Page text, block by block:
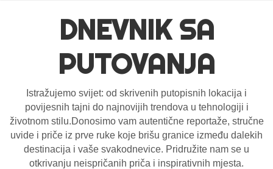
DNEVNIK SA
PUTOVANJA
Istražujemo svijet: od skrivenih putopisnih lokacija i
povijesnih tajni do najnovijih trendova u tehnologiji i
životnom stilu.Donosimo vam autentične reportaže, stručne
uvide i priče iz prve ruke koje brišu granice između dalekih
destinacija i vaše svakodnevice. Pridružite nam se u
otkrivanju neispričanih priča i inspirativnih mjesta.